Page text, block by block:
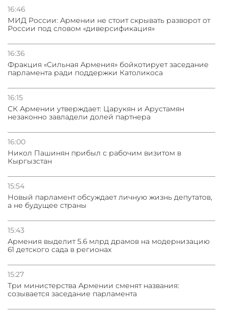
16:46
МИД России: Армении не стоит скрывать разворот от
России под словом «диверсификация»
16:36
Фракция «Сильная Армения» бойкотирует заседание
парламента ради поддержки Католикоса
16:15
СК Армении утверждает: Царукян и Арустамян
незаконно завладели долей партнера
16:00
Никол Пашинян прибыл с рабочим визитом в
Кыргызстан
15:54
Новый парламент обсуждает личную жизнь депутатов,
а не будущее страны
15:43
Армения выделит 5.6 млрд драмов на модернизацию
61 детского сада в регионах
15:27
Три министерства Армении сменят названия:
созывается заседание парламента
31.07.2026
условии прекращения огня